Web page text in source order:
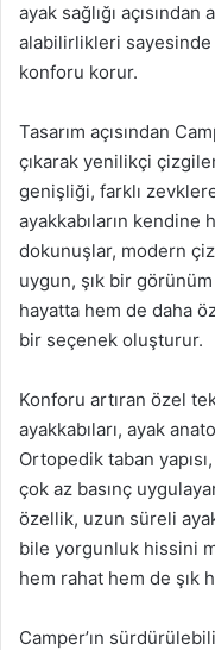
ayak sağlığı
alabilirlikleri sayesinde
konforu korur.
Tasarım açısından
çıkarak yenilikçi
genişliği, farklı
ayakkabıların kendine
dokunuşlar, modern
uygun, şık bir
hayatta hem de daha
bir seçenek oluşturur.
Konforu artıran özel
ayakkabıları, ayak
Ortopedik taban
çok az basınç
özellik, uzun süreli
bile yorgunluk hissini
hem rahat hem de şık
Camper’ın